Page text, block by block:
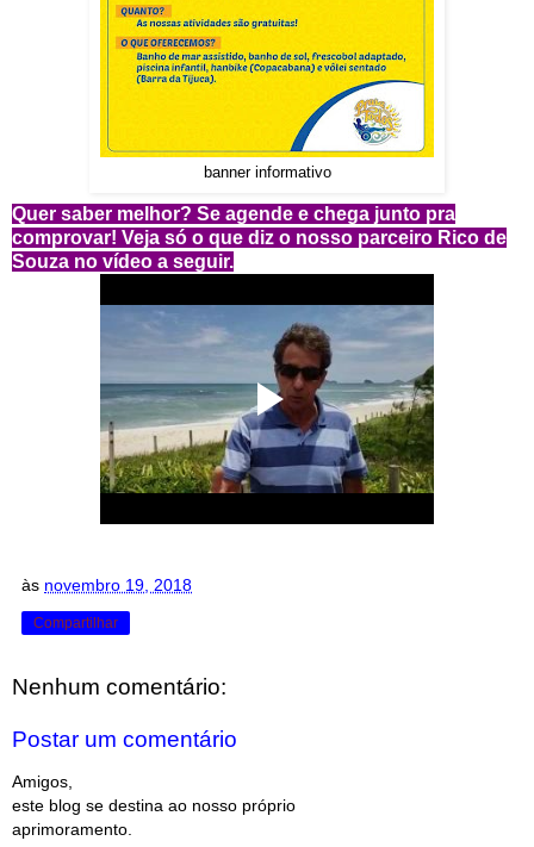
banner informativo
Quer saber melhor? Se agende e chega junto pra
comprovar! Veja só o que diz o nosso parceiro Rico de
Souza no vídeo a seguir.
às novembro 19, 2018
Compartilhar
Nenhum comentário:
Postar um comentário
Amigos,
este blog se destina ao nosso próprio
aprimoramento.